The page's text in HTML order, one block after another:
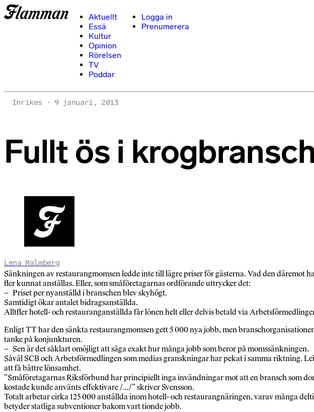
Aktuellt
Essä
Kultur
Opinion
Rörelsen
TV
Poddar
Logga in
Prenumerera
Inrikes 9 januari, 2013
Fullt ös i
Lena Malmberg
Sänkningen av restaurangmomsen ledde inte till lägre priser för gästerna. Vad den
fler kunnat anställas. Eller, som småföretagarnas ordförande uttrycker det:
– Priset per nyanställd i branschen blev skyhögt.
Samtidigt ökar antalet bidragsanställda.
Alltfler hotell- och restauranganställda får lönen helt eller delvis betald via
Enligt TT har den sänkta restaurangmomsen gett 5 000 nya jobb, men
tanke på konjunkturen.
– Sen är det såklart omöjligt att säga exakt hur många jobb som beror på momssänkningen.
Såväl SCB och Arbetsförmedlingen som medias granskningar har pekat i samma riktning.
att få bättre lönsamhet.
”Småföretagarnas Riksförbund har principiellt inga invändningar mot att en bransch som
kostade kunde använts effektivare /…/” skriver Svensson.
Totalt arbetar cirka 125 000 anställda inom hotell- och restaurangnäringen, varav många
betyder statliga subventioner bakom vart tionde jobb.